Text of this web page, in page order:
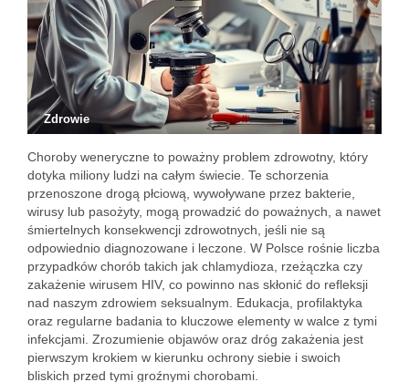
Zdrowie
Choroby weneryczne to poważny problem zdrowotny, który
dotyka miliony ludzi na całym świecie. Te schorzenia
przenoszone drogą płciową, wywoływane przez bakterie,
wirusy lub pasożyty, mogą prowadzić do poważnych, a nawet
śmiertelnych konsekwencji zdrowotnych, jeśli nie są
odpowiednio diagnozowane i leczone. W Polsce rośnie liczba
przypadków chorób takich jak chlamydioza, rzeżączka czy
zakażenie wirusem HIV, co powinno nas skłonić do refleksji
nad naszym zdrowiem seksualnym. Edukacja, profilaktyka
oraz regularne badania to kluczowe elementy w walce z tymi
infekcjami. Zrozumienie objawów oraz dróg zakażenia jest
pierwszym krokiem w kierunku ochrony siebie i swoich
bliskich przed tymi groźnymi chorobami.